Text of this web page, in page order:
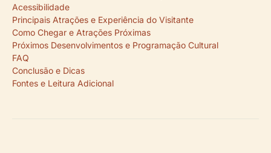
Acessibilidade
Principais Atrações e Experiência do Visitante
Como Chegar e Atrações Próximas
Próximos Desenvolvimentos e Programação Cultural
FAQ
Conclusão e Dicas
Fontes e Leitura Adicional